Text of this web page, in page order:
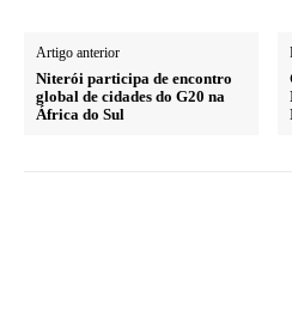
Artigo anterior
Niterói participa de encontro
global de cidades do G20 na
África do Sul